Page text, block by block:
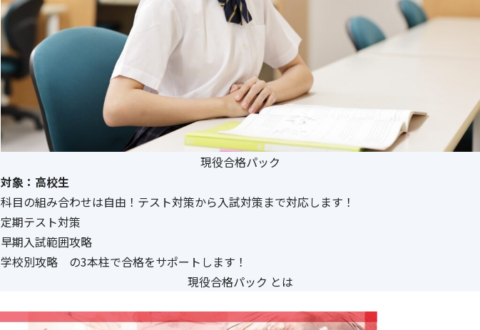
現役合格パック
対象：高校生
科目の組み合わせは自由！テスト対策から入試対策まで対応します！
定期テスト対策
早期入試範囲攻略
学校別攻略 の3本柱で合格をサポートします！
現役合格パック とは